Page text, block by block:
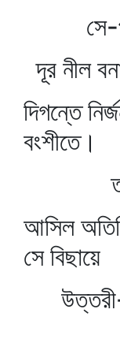
সে-
দূর নীল
দিগন্তে
বংশীতে।
তব
আসিল
সে বিছায়ে
উত্তরী-